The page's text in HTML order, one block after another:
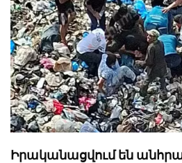
Իրականացվում են